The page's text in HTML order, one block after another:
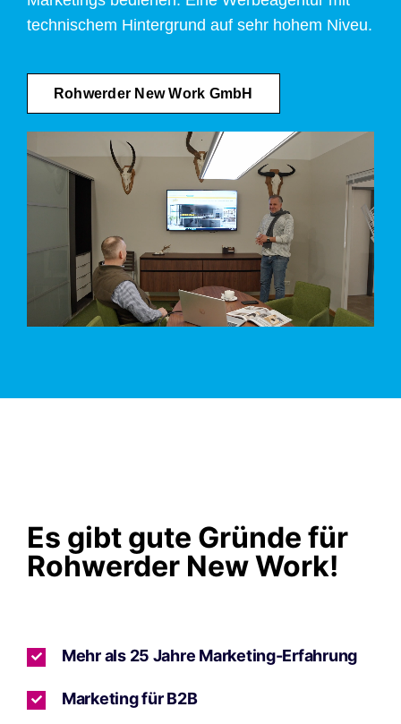
technischem Hintergrund auf sehr hohem Niveu.
Rohwerder New Work GmbH
Es gibt gute Gründe für
Rohwerder New Work!
Mehr als 25 Jahre Marketing-Erfahrung
Marketing für B2B